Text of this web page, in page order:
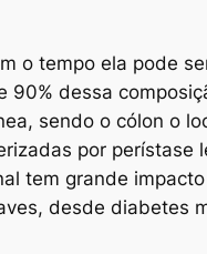
o tempo ela pode
dessa
sendo o cólon o
por perístase
tem grande
desde diabetes